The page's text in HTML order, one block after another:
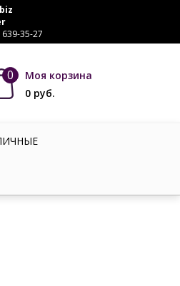
35-27
0
Моя корзина
0 руб.